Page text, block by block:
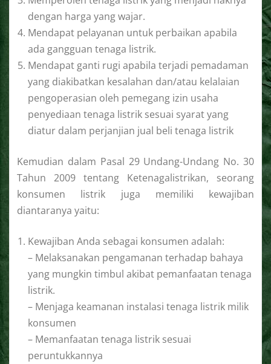
dengan harga yang wajar.
Mendapat pelayanan untuk perbaikan apabila
ada gangguan tenaga listrik.
Mendapat ganti rugi apabila terjadi pemadaman
yang diakibatkan kesalahan dan/atau kelalaian
pengoperasian oleh pemegang izin usaha
penyediaan tenaga listrik sesuai syarat yang
diatur dalam perjanjian jual beli tenaga listrik
Kemudian dalam Pasal 29 Undang-Undang No. 30
Tahun 2009 tentang Ketenagalistrikan, seorang
konsumen listrik juga memiliki kewajiban
diantaranya yaitu:
Kewajiban Anda sebagai konsumen adalah:
– Melaksanakan pengamanan terhadap bahaya
yang mungkin timbul akibat pemanfaatan tenaga
listrik.
– Menjaga keamanan instalasi tenaga listrik milik
konsumen
– Memanfaatan tenaga listrik sesuai
peruntukkannya